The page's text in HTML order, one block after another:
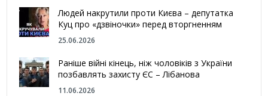
Людей накрутили проти Києва – депутатка
Куц про «дзвіночки» перед вторгненням
25.06.2026
Раніше війні кінець, ніж чоловіків з України
позбавлять захисту ЄС – Лібанова
11.06.2026